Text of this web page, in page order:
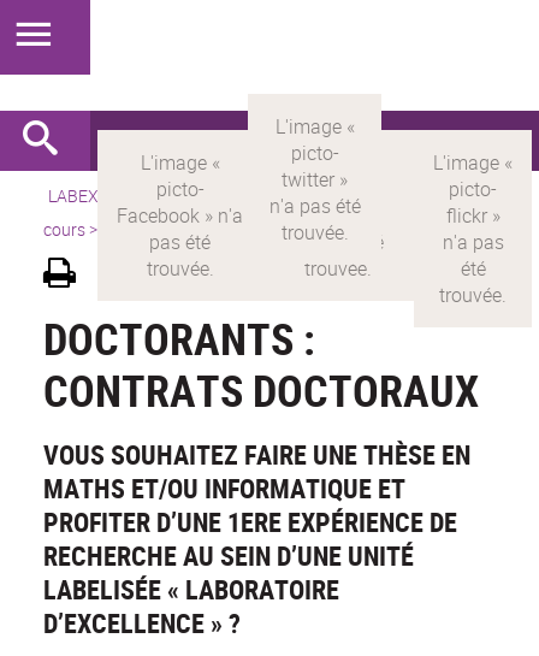
LABEX > LABEX MILYON Version française
Appels en
cours> Doctorants : contrats doctoraux
DOCTORANTS :
CONTRATS DOCTORAUX
VOUS SOUHAITEZ FAIRE UNE THÈSE EN
MATHS ET/OU INFORMATIQUE ET
PROFITER D’UNE 1ERE EXPÉRIENCE DE
RECHERCHE AU SEIN D’UNE UNITÉ
LABELISÉE « LABORATOIRE
D’EXCELLENCE » ?